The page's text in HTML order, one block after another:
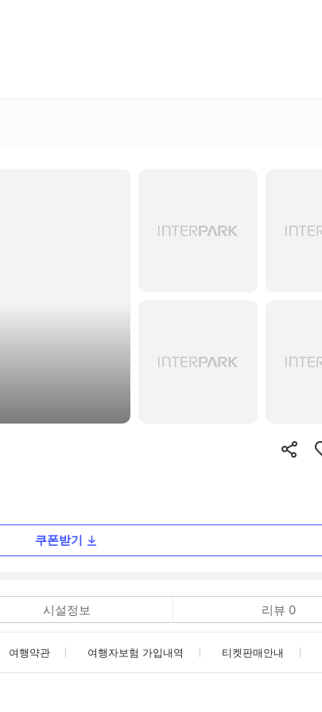
쿠폰받기
시설정보 리뷰 0
여행약관 여행자보험 가입내역 티켓판매안내